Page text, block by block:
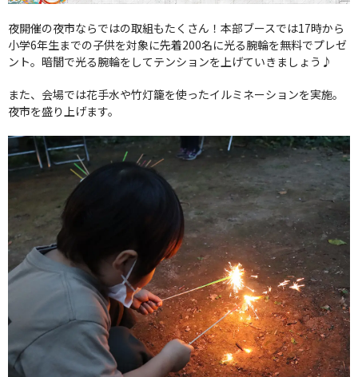
夜開催の夜市ならではの取組もたくさん！本部ブースでは17時から
小学6年生までの子供を対象に先着200名に光る腕輪を無料でプレゼ
ント。暗闇で光る腕輪をしてテンションを上げていきましょう♪
また、会場では花手水や竹灯籠を使ったイルミネーションを実施。
夜市を盛り上げます。